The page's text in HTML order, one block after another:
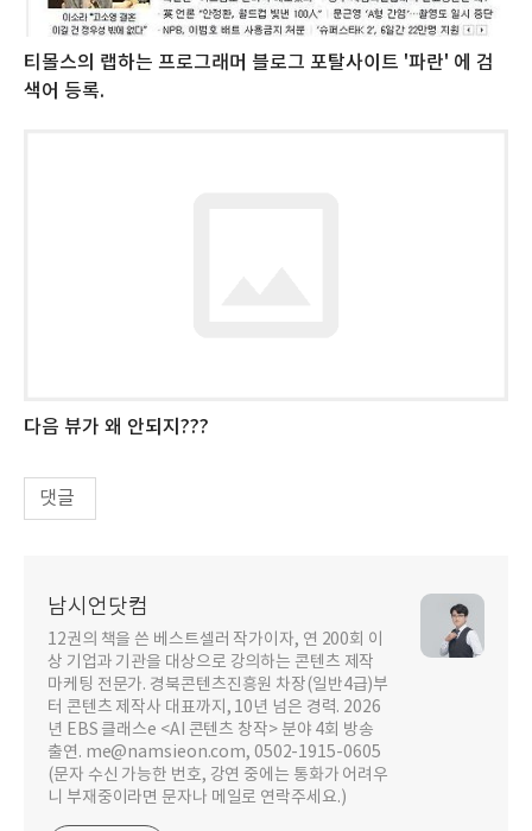
티몰스의 랩하는 프로그래머 블로그 포탈사이트 '파란' 에 검
색어 등록.
다음 뷰가 왜 안되지???
댓글
남시언닷컴
12권의 책을 쓴 베스트셀러 작가이자, 연 200회 이
상 기업과 기관을 대상으로 강의하는 콘텐츠 제작
마케팅 전문가. 경북콘텐츠진흥원 차장(일반4급)부
터 콘텐츠 제작사 대표까지, 10년 넘은 경력. 2026
년 EBS 클래스e <AI 콘텐츠 창작> 분야 4회 방송
출연. me@namsieon.com, 0502-1915-0605
(문자 수신 가능한 번호, 강연 중에는 통화가 어려우
니 부재중이라면 문자나 메일로 연락주세요.)